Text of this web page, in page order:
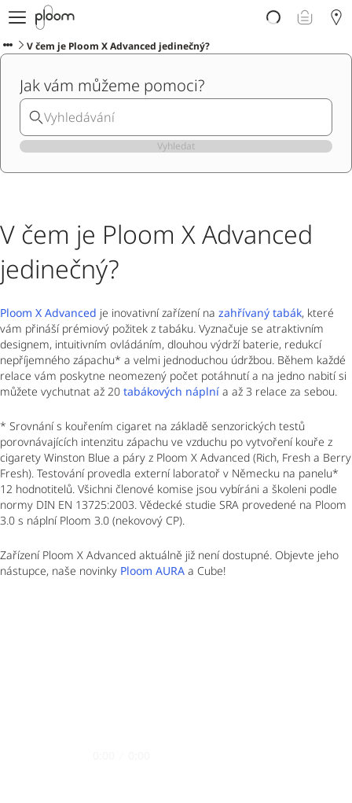
E-shop
Proč Ploom?
Blog
Podpora
V čem je Ploom X Advanced jedinečný?
Jak vám můžeme pomoci?
Vyhledat
V čem je Ploom X Advanced
jedinečný?
Ploom X Advanced je inovativní zařízení na zahřívaný tabák, které
vám přináší prémiový požitek z tabáku. Vyznačuje se atraktivním
designem, intuitivním ovládáním, dlouhou výdrží baterie, redukcí
nepříjemného zápachu* a velmi jednoduchou údržbou. Během každé
relace vám poskytne neomezený počet potáhnutí a na jedno nabití si
můžete vychutnat až 20 tabákových náplní a až 3 relace za sebou.
* Srovnání s kouřením cigaret na základě senzorických testů
porovnávajících intenzitu zápachu ve vzduchu po vytvoření kouře z
cigarety Winston Blue a páry z Ploom X Advanced (Rich, Fresh a Berry
Fresh). Testování provedla externí laboratoř v Německu na panelu*
12 hodnotitelů. Všichni členové komise jsou vybíráni a školeni podle
normy DIN EN 13725:2003. Vědecké studie SRA provedené na Ploom
3.0 s náplní Ploom 3.0 (nekovový CP).
Zařízení Ploom X Advanced aktuálně již není dostupné. Objevte jeho
nástupce, naše novinky Ploom AURA a Cube!